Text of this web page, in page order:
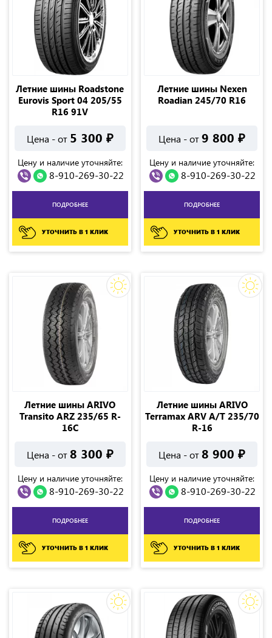
Летние шины Roadstone
Eurovis Sport 04 205/55
R16 91V
Цена - от 5 300 ₽
Цену и наличие уточняйте:
8-910-269-30-22
ПОДРОБНЕЕ
УТОЧНИТЬ В 1 КЛИК
Летние шины Nexen
Roadian 245/70 R16
Цена - от9 800 ₽
Цену и наличие уточняйте:
8-910-269-30-22
ПОДРОБНЕЕ
УТОЧНИТЬ В 1 КЛИК
Летние шины ARIVO
Transito ARZ 235/65 R-
16C
Цена - от8 300 ₽
Цену и наличие уточняйте:
8-910-269-30-22
ПОДРОБНЕЕ
УТОЧНИТЬ В 1 КЛИК
Летние шины ARIVO
Terramax ARV A/T 235/70
R-16
Цена - от8 900 ₽
Цену и наличие уточняйте:
8-910-269-30-22
ПОДРОБНЕЕ
УТОЧНИТЬ В 1 КЛИК